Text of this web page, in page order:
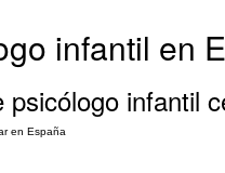
infantil en
psicólogo infantil
en España